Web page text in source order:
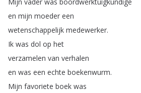
en mijn moeder een
wetenschappelijk medewerker.
Ik was dol op het
verzamelen van verhalen
en was een echte boekenwurm.
Mijn favoriete boek was